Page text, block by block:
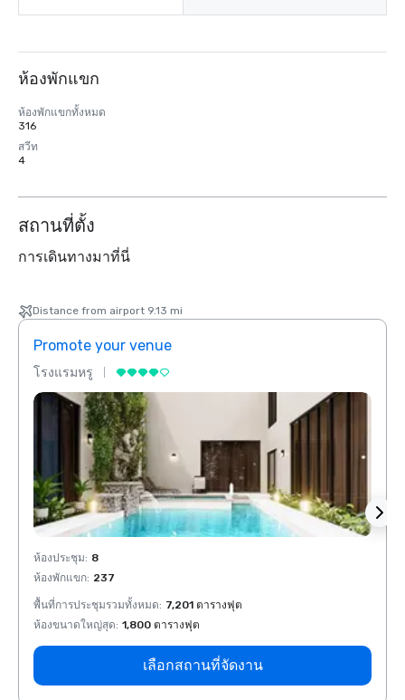
ห้องพักแขก
ห้องพักแขกทั้งหมด
316
สวีท
4
สถานที่ตั้ง
การเดินทางมาที่นี่
Distance from airport 9.13 mi
Promote your venue
โรงแรมหรู
ห้องประชุม: 8
ห้องพักแขก: 237
พื้นที่การประชุมรวมทั้งหมด: 7,201 ตารางฟุต
ห้องขนาดใหญ่สุด: 1,800 ตารางฟุต
เลือกสถานที่จัดงาน